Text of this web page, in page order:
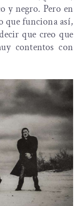
y negro. Pero en
que funciona así,
que creo que
contentos con